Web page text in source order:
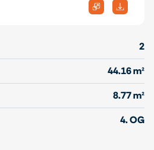
2
44.16 m²
8.77 m²
4. OG